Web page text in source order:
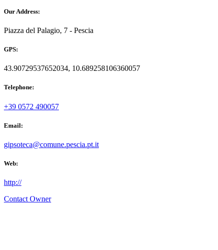
Our Address:
Piazza del Palagio, 7 - Pescia
GPS:
43.90729537652034, 10.689258106360057
Telephone:
+39 0572 490057
Email:
gipsoteca@comune.pescia.pt.it
Web:
http://
Contact Owner